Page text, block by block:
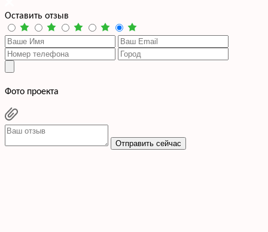
Оставить отзыв
Фото проекта
Отправить сейчас